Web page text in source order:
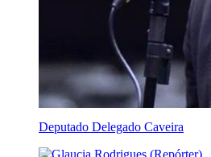
Deputado Delegado Caveira